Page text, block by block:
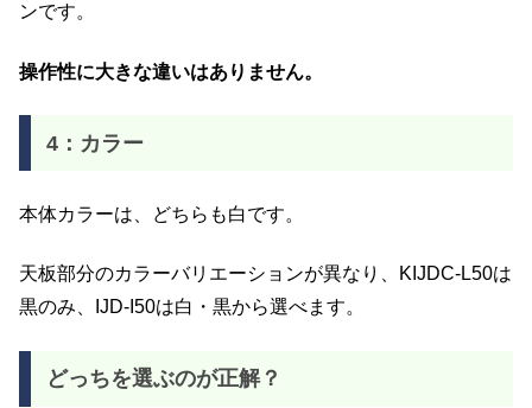
ンです。
操作性に大きな違いはありません。
4：カラー
本体カラーは、どちらも白です。
天板部分のカラーバリエーションが異なり、KIJDC-L50は
黒のみ、IJD-I50は白・黒から選べます。
どっちを選ぶのが正解？